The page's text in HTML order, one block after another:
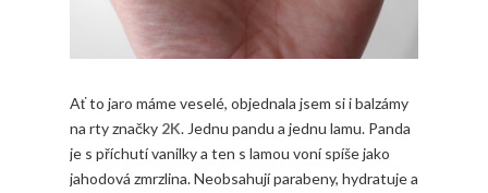
Ať to jaro máme veselé, objednala jsem si i balzámy
na rty značky 2K. Jednu pandu a jednu lamu. Panda
je s příchutí vanilky a ten s lamou voní spíše jako
jahodová zmrzlina. Neobsahují parabeny, hydratuje a